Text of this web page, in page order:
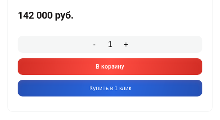
142 000 руб.
- +
В корзину
Купить в 1 клик